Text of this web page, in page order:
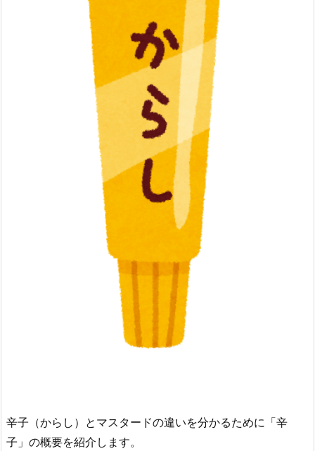
辛子（からし）とマスタードの違いを分かるために「辛
子」の概要を紹介します。